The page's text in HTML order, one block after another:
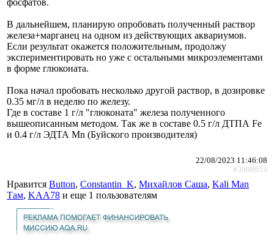
В дальнейшем, планирую опробовать полученный раствор
железа+марганец на одном из действующих аквариумов.
Если результат окажется положительным, продолжу
экспериментировать но уже с остальными микроэлементами
в форме глюконата.
Пока начал пробовать несколько другой раствор, в дозировке
0.35 мг/л в неделю по железу.
Где в составе 1 г/л "глюконата" железа полученного
вышеописанным методом. Так же в составе 0.5 г/л ДТПА Fe
и 0.4 г/л ЭДТА Mn (Буйского производителя)
22/08/2023 11:46:08
#3098953
Нравится Button, Constantin_K, Михайлов Саша, Kali Man
Там, KAA78 и еще 1 пользователям